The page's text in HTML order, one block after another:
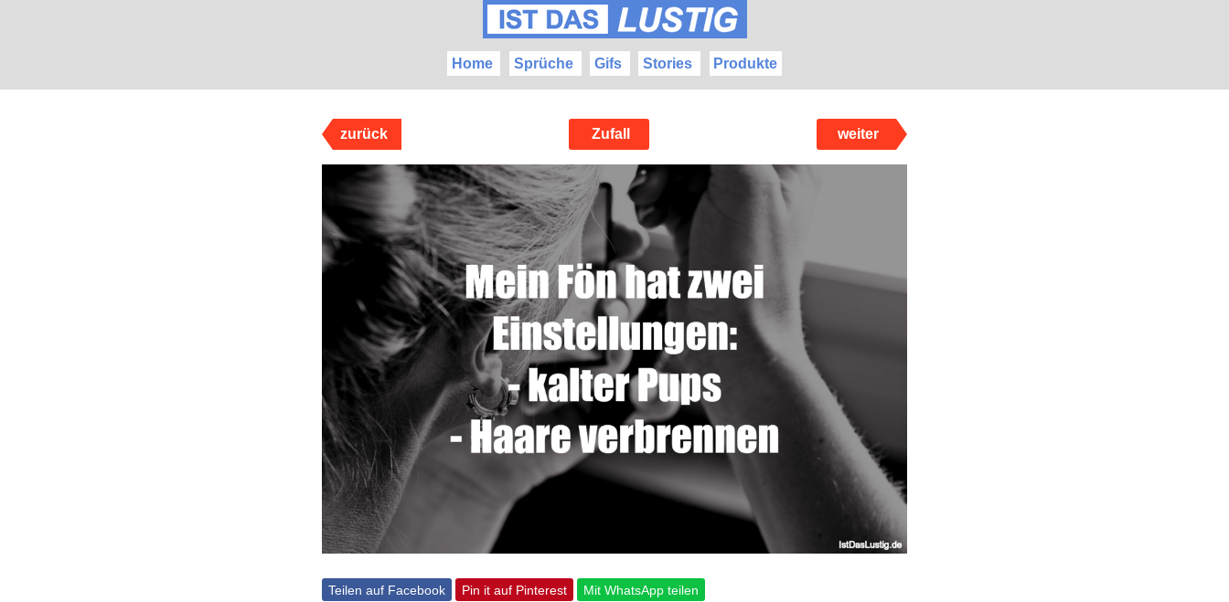
Home Sprüche Gifs Stories Produkte
zurück Zufall weiter
Teilen auf Facebook Pin it auf Pinterest Mit WhatsApp teilen